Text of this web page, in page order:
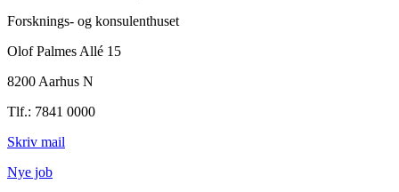
Forsknings- og konsulenthuset
Olof Palmes Allé 15
8200 Aarhus N
Tlf.: 7841 0000
Skriv mail
Nye job